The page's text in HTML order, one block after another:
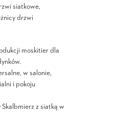
siatkowe,
drzwi
moskitier dla
w salonie,
i pokoju
Skalbmierz z siatką w